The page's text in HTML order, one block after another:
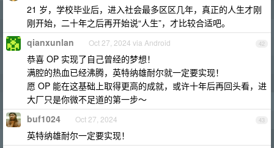
21 岁，学校毕业后，进入社会最多区区几年，真正的人生才刚
刚开始，二十年之后再开始说“人生”，才比较合适吧。
42
qianxunlan Oct 27, 2024 via Android
恭喜 OP 实现了自己曾经的梦想！
满腔的热血已经沸腾，英特纳雄耐尔就一定要实现！
愿 OP 能在这基础上取得更高的成就，或许十年后再回头看，进
大厂只是你微不足道的第一步～
43
buf1024 Oct 27, 2024
英特纳雄耐尔一定要实现！